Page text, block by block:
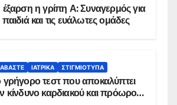
έξαρση η γρίπη Α: Συναγερμός για
παιδιά και τις ευάλωτες ομάδες
ΙΑΤΡΙΚΆ ΣΤΙΓΜΙΌΤΥΠΑ
γρήγορο τεστ που αποκαλύπτει
κίνδυνο καρδιακού και πρόωρου